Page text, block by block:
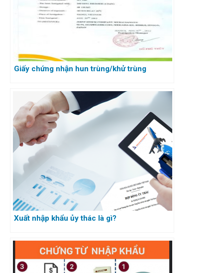
Giấy chứng nhận hun trùng/khử trùng
Xuất nhập khẩu ủy thác là gì?